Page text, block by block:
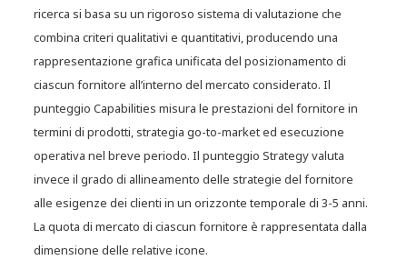
ricerca si basa su un rigoroso sistema di valutazione che
combina criteri qualitativi e quantitativi, producendo una
rappresentazione grafica unificata del posizionamento di
ciascun fornitore all’interno del mercato considerato. Il
punteggio Capabilities misura le prestazioni del fornitore in
termini di prodotti, strategia go-to-market ed esecuzione
operativa nel breve periodo. Il punteggio Strategy valuta
invece il grado di allineamento delle strategie del fornitore
alle esigenze dei clienti in un orizzonte temporale di 3-5 anni.
La quota di mercato di ciascun fornitore è rappresentata dalla
dimensione delle relative icone.